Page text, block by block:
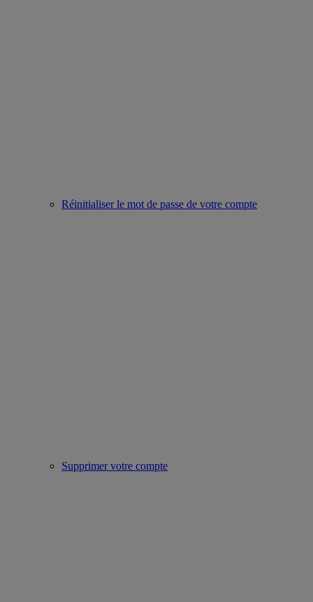
Réinitialiser le mot de passe de votre compte
Supprimer votre compte